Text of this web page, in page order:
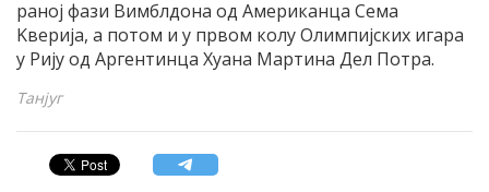
раноj фази Вимблдона од Aмериканца Сема
Kвериjа, а потом и у првом колу Oлимпиjских игара
у Риjу од Aргентинца Хуана Mартина Дел Потра.
Танјуг